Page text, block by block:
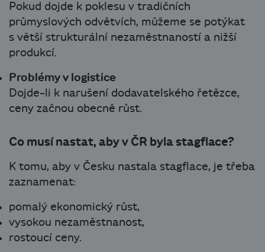
Pokud dojde k poklesu v tradičních
průmyslových odvětvích, můžeme se potýkat
s větší strukturální nezaměstnaností a nižší
produkcí.
Problémy v logistice
Dojde-li k narušení dodavatelského řetězce,
ceny začnou obecně růst.
Co musí nastat, aby v ČR byla stagflace?
K tomu, aby v Česku nastala stagflace, je třeba
zaznamenat:
pomalý ekonomický růst,
vysokou nezaměstnanost,
rostoucí ceny.